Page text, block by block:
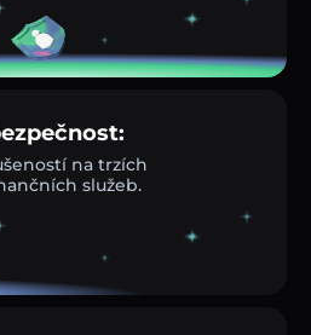
na trzích
služeb.